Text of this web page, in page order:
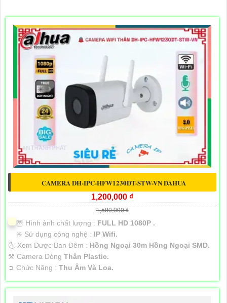
CAMERA DH-IPC-HFW1230DT-STW-VN DAHUA
1,200,000 ₫
1,500,000 ₫
🦉 Hình ảnh chất lượng : FULL HD 1080P .
✳️ Sử dụng công nghệ : IP Wifi.
🌜 Xem Được Ban Đêm : Hồng Ngoại 30m Hồng Ngoại SMD.
⚒ Camera Dòng Thân Plastic.
️➲ Chức Năng : Thu Âm Và Loa.